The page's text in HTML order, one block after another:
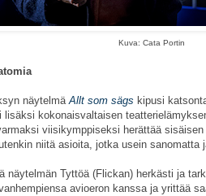
Kuva: Cata Portin
näytelmäAllt som sägs kipusi
kokonaisvaltaisen
viisikymppiseksi herättää
niitä asioita, jotka usein sanomatta
näytelmän Tyttöä (Flickan) herkästi ja
avioeron kanssa ja yrittää